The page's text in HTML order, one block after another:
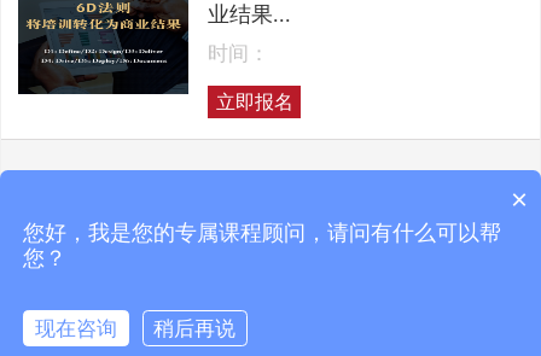
业结果...
时间：
立即报名
上一页 下一页
Copyright © 2025 凯洛格咨询 ALL RIGHTS RESERVED
×
您好，我是您的专属课程顾问，请问有什么可以帮
您？
现在咨询 稍后再说